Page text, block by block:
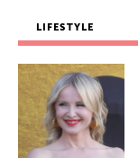
LIFESTYLE